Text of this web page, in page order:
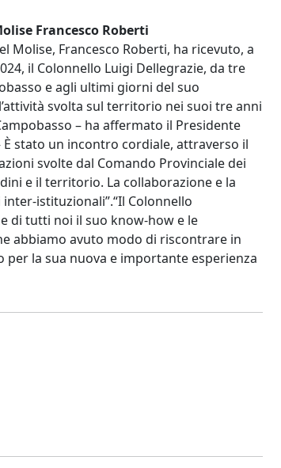
Francesco Roberti
Molise, Francesco Roberti, ha ricevuto, a
il Colonnello Luigi Dellegrazie, da tre
e agli ultimi giorni del suo
svolta sul territorio nei suoi tre anni
– ha affermato il Presidente
stato un incontro cordiale, attraverso il
svolte dal Comando Provinciale dei
e il territorio. La collaborazione e la
istituzionali”.“Il Colonnello
di tutti noi il suo know-how e le
abbiamo avuto modo di riscontrare in
per la sua nuova e importante esperienza